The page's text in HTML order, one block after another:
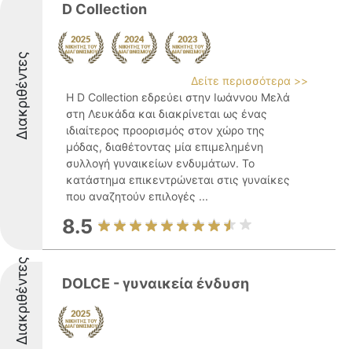
Διακριθέντες
D Collection
Δείτε περισσότερα >>
Η D Collection εδρεύει στην Ιωάννου Μελά
στη Λευκάδα και διακρίνεται ως ένας
ιδιαίτερος προορισμός στον χώρο της
μόδας, διαθέτοντας μία επιμελημένη
συλλογή γυναικείων ενδυμάτων. Το
κατάστημα επικεντρώνεται στις γυναίκες
που αναζητούν επιλογές ...
8.5
Διακριθέντες DOLCE - γυναικεία ένδυση